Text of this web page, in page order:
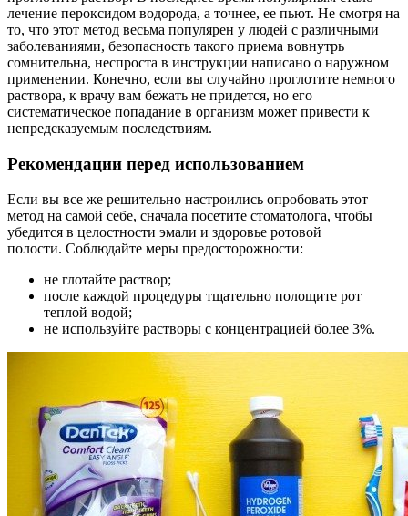
лечение пероксидом водорода, а точнее, ее пьют. Не смотря на
то, что этот метод весьма популярен у людей с различными
заболеваниями, безопасность такого приема вовнутрь
сомнительна, неспроста в инструкции написано о наружном
применении. Конечно, если вы случайно проглотите немного
раствора, к врачу вам бежать не придется, но его
систематическое попадание в организм может привести к
непредсказуемым последствиям.
Рекомендации перед использованием
Если вы все же решительно настроились опробовать этот
метод на самой себе, сначала посетите стоматолога, чтобы
убедится в целостности эмали и здоровье ротовой
полости. Соблюдайте меры предосторожности:
не глотайте раствор;
после каждой процедуры тщательно полощите рот
теплой водой;
не используйте растворы с концентрацией более 3%.